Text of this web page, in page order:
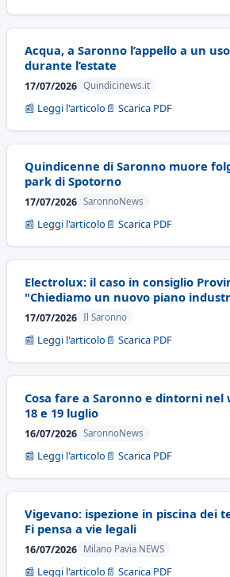
Acqua, a Saronno l’appello a un
durante l’estate
17/07/2026 Quindicinews.it
📰 Leggi l'articolo 📄 Scarica PDF
Quindicenne di Saronno muore
park di Spotorno
17/07/2026 SaronnoNews
📰 Leggi l'articolo 📄 Scarica PDF
Electrolux: il caso in consiglio
"Chiediamo un nuovo piano
17/07/2026 Il Saronno
📰 Leggi l'articolo 📄 Scarica PDF
Cosa fare a Saronno e dintorni nel
18 e 19 luglio
16/07/2026 SaronnoNews
📰 Leggi l'articolo 📄 Scarica PDF
Vigevano: ispezione in piscina dei
Fi pensa a vie legali
16/07/2026 Milano Pavia NEWS
📰 Leggi l'articolo 📄 Scarica PDF